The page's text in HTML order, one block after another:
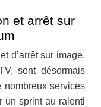
et arrêt sur
et d’arrêt sur image,
sont désormais
services
un sprint au ralenti